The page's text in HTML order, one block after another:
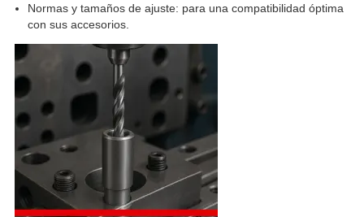
Normas y tamaños de ajuste: para una compatibilidad óptima
con sus accesorios.